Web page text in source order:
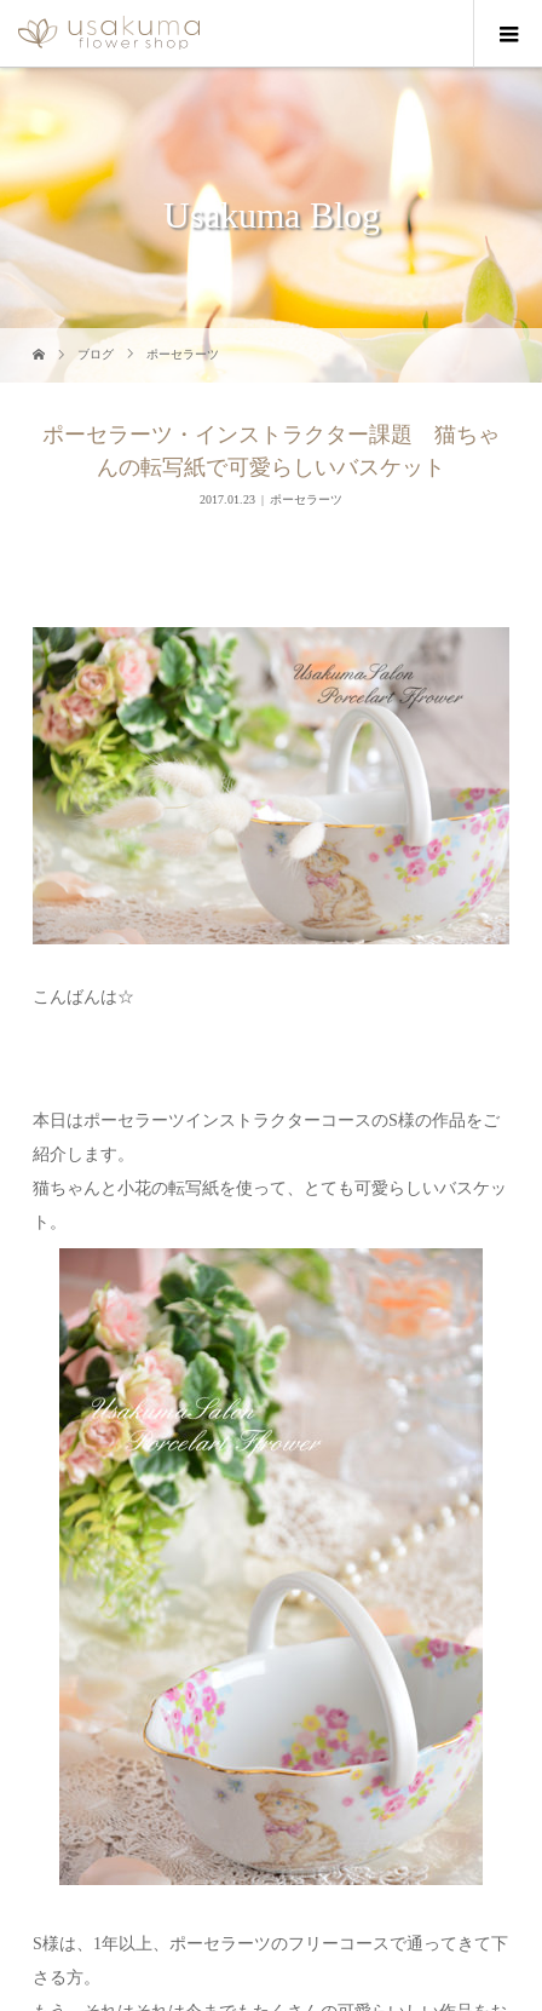
Usakuma Blog
ブログ ポーセラーツ
ポーセラーツ・インストラクター課題 猫ちゃ
んの転写紙で可愛らしいバスケット
2017.01.23 ポーセラーツ
こんばんは☆
本日はポーセラーツインストラクターコースのS様の作品をご
紹介します。
猫ちゃんと小花の転写紙を使って、とても可愛らしいバスケッ
ト。
S様は、1年以上、ポーセラーツのフリーコースで通ってきて下
さる方。